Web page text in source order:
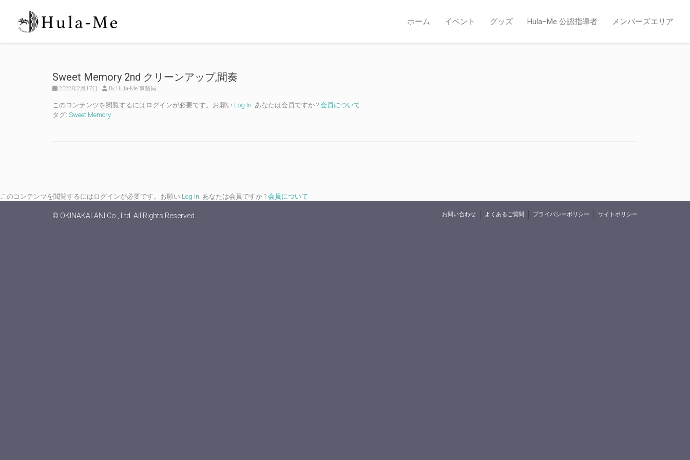
ホーム イベント グッズ Hula–Me 公認指導者 メンバーズエリア
Sweet Memory 2nd クリーンアップ,間奏
2022年2月17日 By Hula-Me 事務局
このコンテンツを閲覧するにはログインが必要です。お願い Log In. あなたは会員ですか ? 会員について
タグ: Sweet Memory
このコンテンツを閲覧するにはログインが必要です。お願い Log In. あなたは会員ですか ? 会員について
© OKINAKALANI Co., Ltd. All Rights Reserved. お問い合わせ よくあるご質問 プライバシーポリシー サイトポリシー